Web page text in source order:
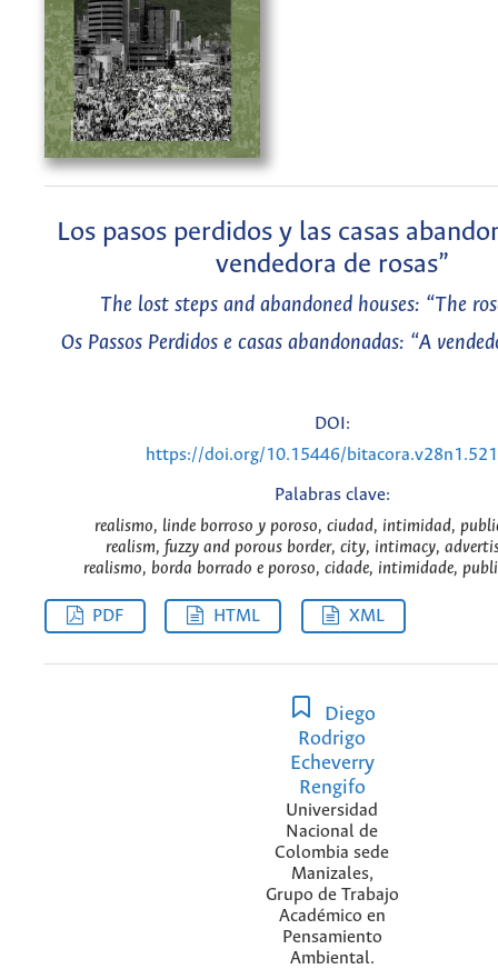
Los pasos perdidos y las casas
vendedora de rosas”
The lost steps and abandoned houses: “The
Os Passos Perdidos e casas abandonadas: “A
DOI:
https://doi.org/10.15446/
Palabras clave:
realismo, linde borroso y poroso, ciudad, intimidad,
realism, fuzzy and porous border, city, intimacy,
realismo, borda borrado e poroso, cidade, intimidade,
PDF HTML XML
Diego
Rodrigo
Echeverry
Rengifo
Universidad
Nacional de
Colombia sede
Manizales,
Grupo de Trabajo
Académico en
Pensamiento
Ambiental.